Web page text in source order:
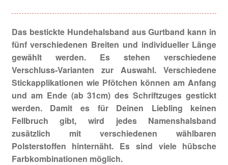
Bordüren Halsbänder
City Halsbänder
City Halsband Dotty beige Cord
City Halsband Dotty braun Cord
Herzilein Halsbänder
Landhaus Halsbänder
Das bestickte Hundehalsband aus Gurtband kann in
fünf verschiedenen Breiten und individueller Länge
gewählt werden. Es stehen verschiedene
Verschluss-Varianten zur Auswahl. Verschiedene
Stickapplikationen wie Pfötchen können am Anfang
und am Ende (ab 31cm) des Schriftzuges gestickt
werden. Damit es für Deinen Liebling keinen
Fellbruch gibt, wird jedes Namenshalsband
zusätzlich mit verschiedenen wählbaren
Polsterstoffen hinternäht. Es sind viele hübsche
Farbkombinationen möglich.